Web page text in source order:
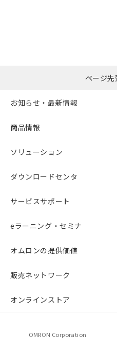
ページ先
お知らせ・最新情報
商品情報
ソリューション
ダウンロードセンタ
サービスサポート
eラーニング・セミナ
オムロンの提供価値
販売ネットワーク
オンラインストア
OMRON Corporation